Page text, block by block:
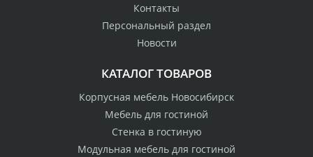
Контакты
Персональный раздел
Новости
КАТАЛОГ ТОВАРОВ
Корпусная мебель Новосибирск
Мебель для гостиной
Стенка в гостиную
Модульная мебель для гостиной